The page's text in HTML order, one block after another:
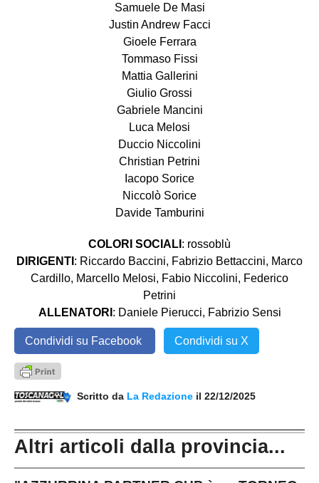
Samuele De Masi
Justin Andrew Facci
Gioele Ferrara
Tommaso Fissi
Mattia Gallerini
Giulio Grossi
Gabriele Mancini
Luca Melosi
Duccio Niccolini
Christian Petrini
Iacopo Sorice
Niccolò Sorice
Davide Tamburini
COLORI SOCIALI : rossoblù
DIRIGENTI : Riccardo Baccini, Fabrizio Bettaccini, Marco
Cardillo, Marcello Melosi, Fabio Niccolini, Federico
Petrini
ALLENATORI : Daniele Pierucci, Fabrizio Sensi
Condividi su Facebook Condividi su X
Scritto da La Redazione il 22/12/2025
Altri articoli dalla provincia...